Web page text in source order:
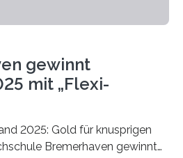
gewinnt
mit „Flexi-
2025: Gold für knusprigen
Bremerhaven gewinnt